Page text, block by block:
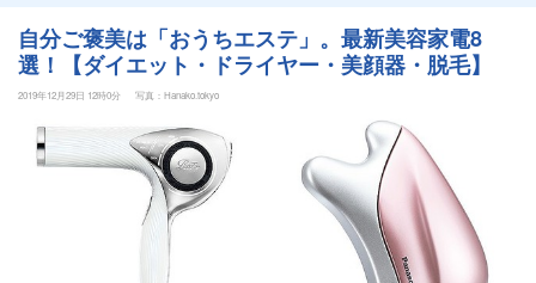
自分ご褒美は「おうちエステ」。最新美容家電8
選！【ダイエット・ドライヤー・美顔器・脱毛】
2019年12月29日 12時0分 写真：Hanako.tokyo